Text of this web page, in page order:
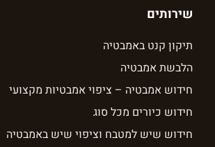
שירותים
תיקון קנט באמבטיה
הלבשת אמבטיה
חידוש אמבטיה – ציפוי אמבטיות מקצועי
חידוש כיורים מכל סוג
חידוש שיש למטבח וציפוי שיש באמבטיה